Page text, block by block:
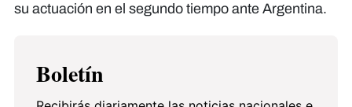
su actuación en el segundo tiempo ante Argentina.
Boletín